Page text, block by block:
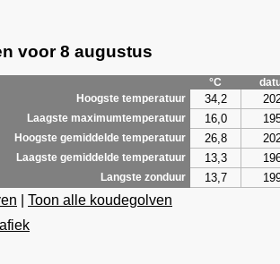
voor 8 augustus
°C
Hoogste temperatuur
34,2
Laagste maximumtemperatuur 16,0
Hoogste gemiddelde temperatuur 26,8
Laagste gemiddelde temperatuur 13,3
Langste zonduur 13,7
Toon alle koudegolven